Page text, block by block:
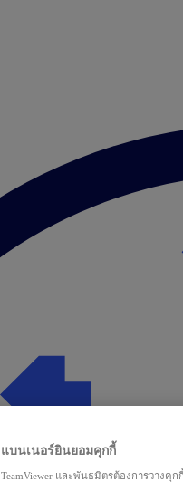
แบนเนอร์ยินยอมคุกกี้
TeamViewer และพันธมิตรต้องการวาง